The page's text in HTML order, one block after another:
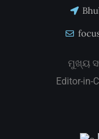
ମୁଖ୍ୟ
Editor-in-